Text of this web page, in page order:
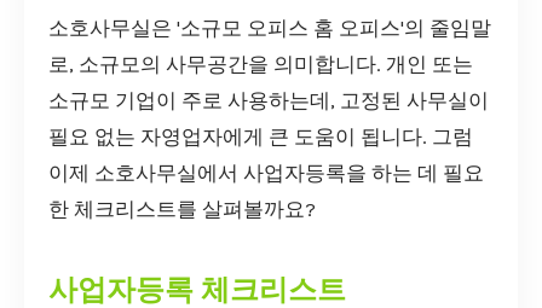
소호사무실은 '소규모 오피스 홈 오피스'의 줄임말
로, 소규모의 사무공간을 의미합니다. 개인 또는
소규모 기업이 주로 사용하는데, 고정된 사무실이
필요 없는 자영업자에게 큰 도움이 됩니다. 그럼
이제 소호사무실에서 사업자등록을 하는 데 필요
한 체크리스트를 살펴볼까요?
사업자등록 체크리스트